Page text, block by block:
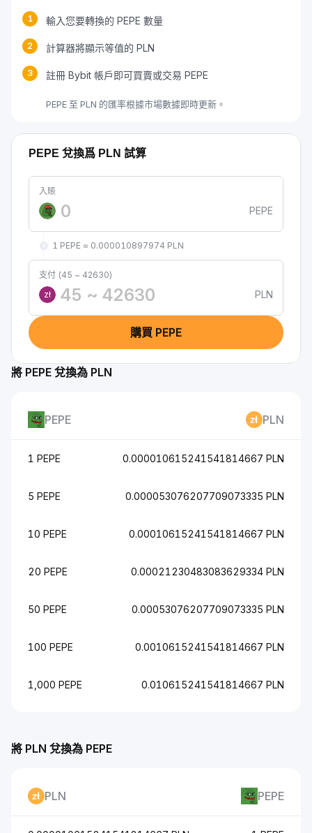
1 輸入您要轉換的 PEPE 數量
2 計算器將顯示等值的 PLN
3 註冊 Bybit 帳戶即可買賣或交易 PEPE
PEPE 至 PLN 的匯率根據市場數據即時更新。
PEPE 兌換爲 PLN 試算
入賬
PEPE
1 PEPE ≈ 0.000010897974 PLN
支付 (45 ~ 42630)
zł
PLN
購買 PEPE
將 PEPE 兌換為 PLN
PEPE PLN
1 PEPE 0.000010615241541814667 PLN
5 PEPE 0.000053076207709073335 PLN
10 PEPE 0.00010615241541814667 PLN
20 PEPE 0.00021230483083629334 PLN
50 PEPE 0.00053076207709073335 PLN
100 PEPE 0.0010615241541814667 PLN
1,000 PEPE 0.010615241541814667 PLN
將 PLN 兌換為 PEPE
PLN PEPE